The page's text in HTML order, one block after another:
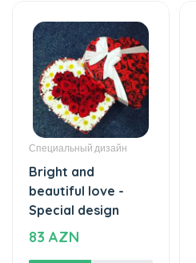
Специальный дизайн
Bright and
beautiful love -
Special design
83 AZN